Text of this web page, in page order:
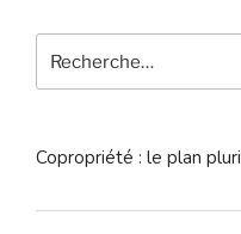
pour
Copropriété : le plan